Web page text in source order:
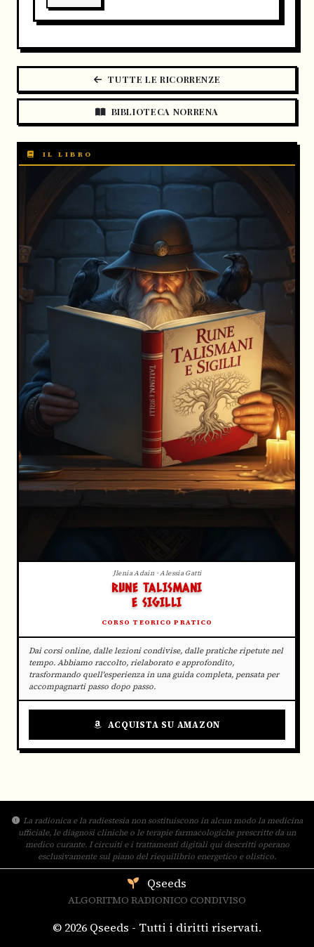
TUTTE LE RICORRENZE
BIBLIOTECA NORRENA
IL LIBRO
Jlenia Adain · Alessia Gatti
RUNE TALISMANI
E SIGILLI
CORSO TEORICO PRATICO
Dai corsi online, dalle lezioni condivise, dalle pratiche ripetute nel
tempo. Abbiamo raccolto, rielaborato e approfondito,
trasformando quell'esperienza in una guida completa, pensata per
accompagnarti passo dopo passo.
ACQUISTA SU AMAZON
La radionica e la radiestesia non sostituiscono in alcun modo la medicina
ufficiale, le diagnosi cliniche o le terapie farmacologiche prescritte da un
medico curante. I circuiti e i trattamenti digitali qui descritti operano
esclusivamente sul piano del riequilibrio energetico e olistico.
Qseeds
ALGORITMO RADIONICO CONDIVISO
© 2026 Qseeds - Tutti i diritti riservati.